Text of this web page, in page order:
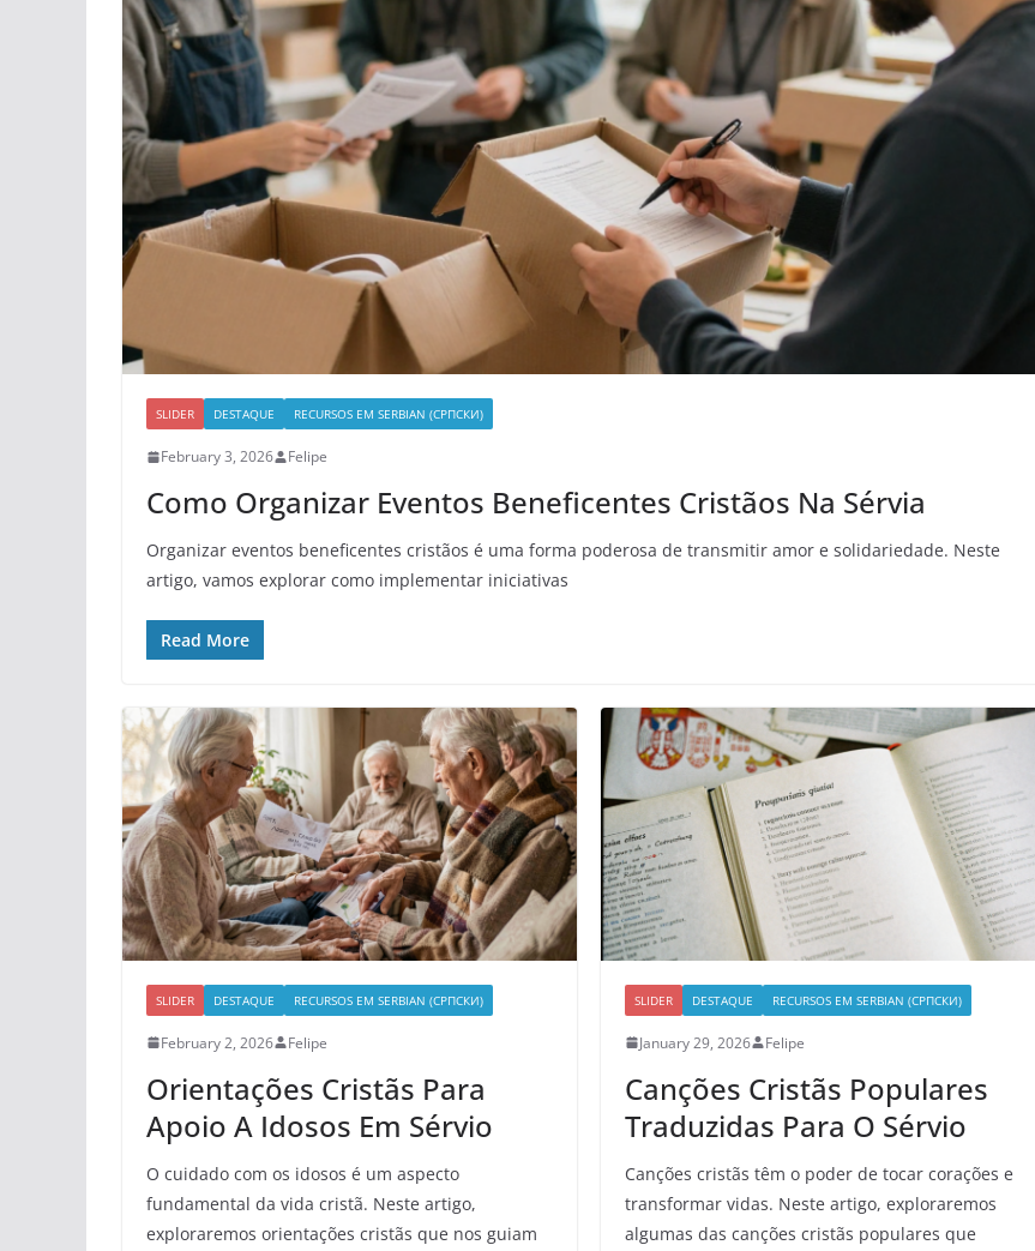
SLIDER DESTAQUE RECURSOS EM SERBIAN (СРПСКИ)
February 3, 2026 Felipe
Como Organizar Eventos Beneficentes Cristãos Na Sérvia
Organizar eventos beneficentes cristãos é uma forma poderosa de transmitir amor e solidariedade. Neste
artigo, vamos explorar como implementar iniciativas
Read More
SLIDER DESTAQUE RECURSOS EM SERBIAN (СРПСКИ)
February 2, 2026 Felipe
Orientações Cristãs Para
Apoio A Idosos Em Sérvio
O cuidado com os idosos é um aspecto
fundamental da vida cristã. Neste artigo,
exploraremos orientações cristãs que nos guiam
SLIDER DESTAQUE RECURSOS EM SERBIAN (СРПСКИ)
January 29, 2026 Felipe
Canções Cristãs Populares
Traduzidas Para O Sérvio
Canções cristãs têm o poder de tocar corações e
transformar vidas. Neste artigo, exploraremos
algumas das canções cristãs populares que